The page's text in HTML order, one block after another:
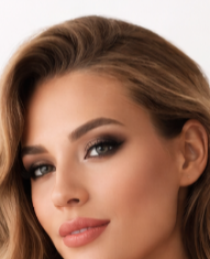
nas nossas instalações em